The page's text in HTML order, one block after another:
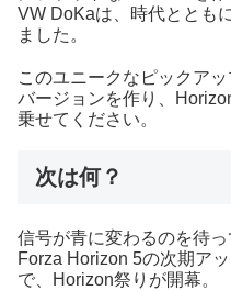
VW DoKaは、時代ととも
ました。
このユニークなピックア
バージョンを作り、
乗せてください。
次は何？
信号が青に変わるのを待
Forza Horizon 5の次期ア
で、Horizon祭りが開幕。